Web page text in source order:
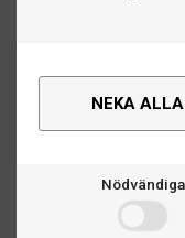
NEKA ALLA
Nödvändiga